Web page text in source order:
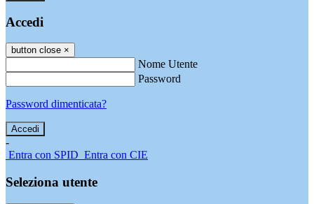
Accedi
button close ×
Nome Utente
Password
Password dimenticata?
-
Entra con SPID Entra con CIE
Seleziona utente